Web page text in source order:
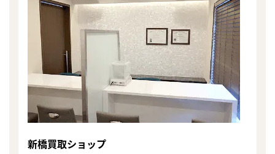
新橋買取ショップ